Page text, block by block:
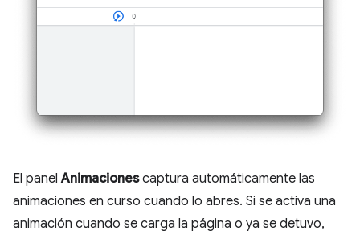
El panelAnimacionescaptura automáticamente las
animaciones en curso cuando lo abres. Si se activa una
animación cuando se carga la página o ya se detuvo,